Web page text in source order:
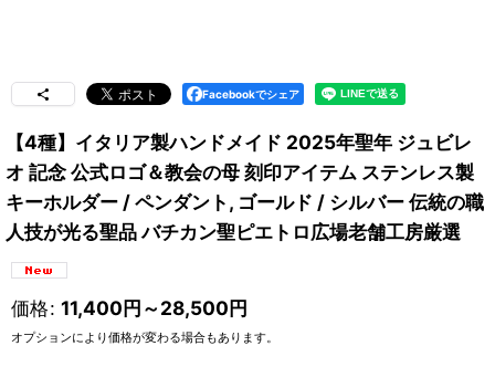
Facebookでシェア
【4種】イタリア製ハンドメイド 2025年聖年 ジュビレ
オ 記念 公式ロゴ＆教会の母 刻印アイテム ステンレス製
キーホルダー / ペンダント, ゴールド / シルバー 伝統の職
人技が光る聖品 バチカン聖ピエトロ広場老舗工房厳選
価格: 11,400円～28,500円
オプションにより価格が変わる場合もあります。